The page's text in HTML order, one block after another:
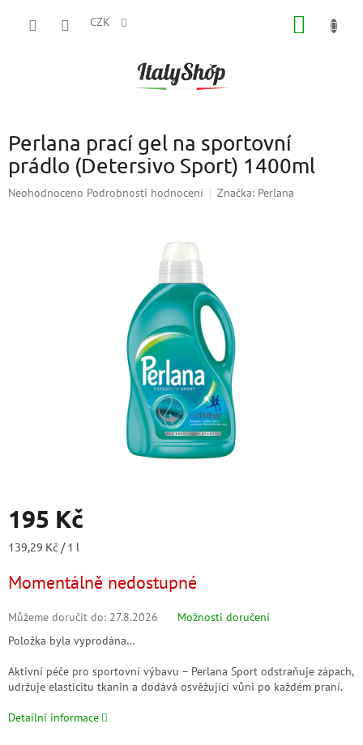
CZK
Perlana prací gel na sportovní
prádlo (Detersivo Sport) 1400ml
Průměrné
Neohodnoceno Podrobnosti hodnocení Značka: Perlana
195 Kč
Měrná
139,29 Kč / 1 l
Momentálně nedostupné
Můžeme doručit do: 27.8.2026
Možnosti doručení
Položka byla vyprodána…
Aktivní péče pro sportovní výbavu – Perlana Sport odstraňuje zápach,
udržuje elasticitu tkanin a dodává osvěžující vůni po každém praní.
Detailní informace